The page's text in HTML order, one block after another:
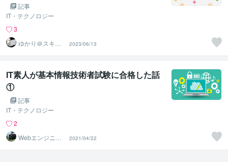
記事
IT・テクノロジー
3
ゆかり＠スキル
アップアドバイ
ザー
2023/06/13
IT素人が基本情報技術者試験に合格した話
①
記事
IT・テクノロジー
2
Webエンジニア
歴5年＠木崎おり
ゅう
2021/04/22